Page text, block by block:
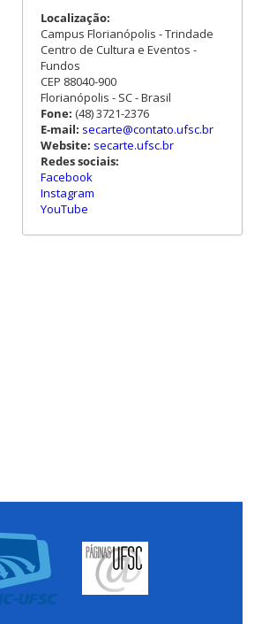
Localização:
Campus Florianópolis - Trindade
Centro de Cultura e Eventos -
Fundos
CEP 88040-900
Florianópolis - SC - Brasil
Fone: (48) 3721-2376
E-mail: secarte@contato.ufsc.br
Website: secarte.ufsc.br
Redes sociais:
Facebook
Instagram
YouTube